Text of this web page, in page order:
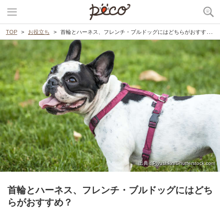
TOP お役立ち 首輪とハーネス、フレンチ・ブルドッグにはどちらがおすすめ？
出典 : Plyushkin/Shutterstock.com
首輪とハーネス、フレンチ・ブルドッグにはどち
らがおすすめ？